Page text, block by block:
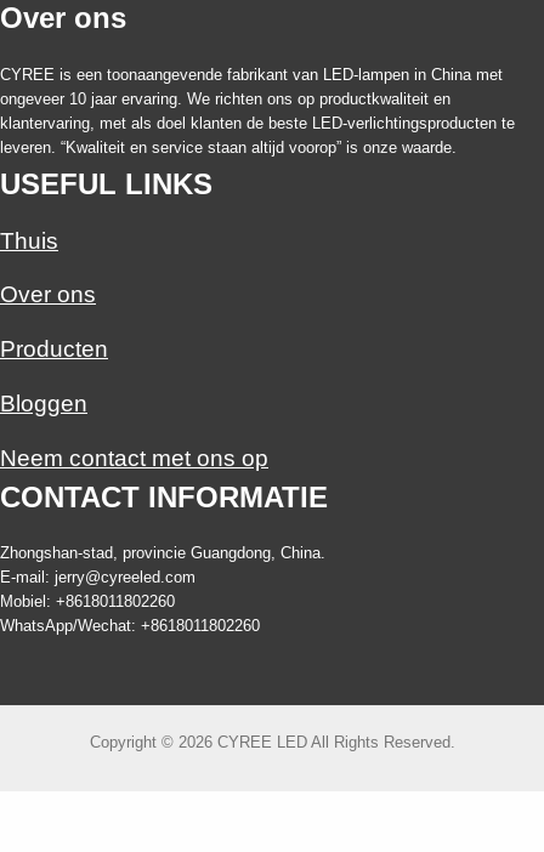
Over ons
CYREE is een toonaangevende fabrikant van LED-lampen in China met
ongeveer 10 jaar ervaring. We richten ons op productkwaliteit en
klantervaring, met als doel klanten de beste LED-verlichtingsproducten te
leveren. “Kwaliteit en service staan altijd voorop” is onze waarde.
USEFUL LINKS
Thuis
Over ons
Producten
Bloggen
Neem contact met ons op
CONTACT INFORMATIE
Zhongshan-stad, provincie Guangdong, China.
E-mail: jerry@cyreeled.com
Mobiel: +8618011802260
WhatsApp/Wechat: +8618011802260
Copyright © 2026 CYREE LED All Rights Reserved.